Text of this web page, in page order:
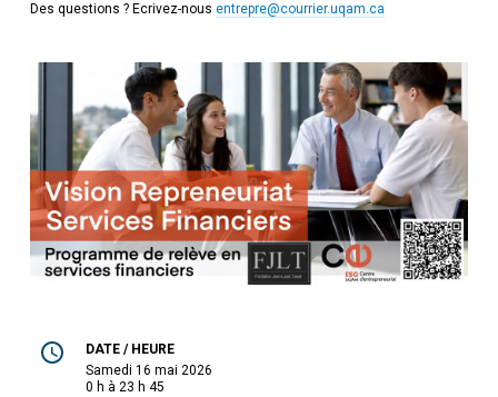
Des questions ? Ecrivez-nous entrepre@courrier.uqam.ca
DATE / HEURE
samedi 16 mai 2026
0 h à 23 h 45